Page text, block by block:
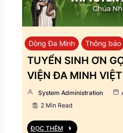
Dòng Đa Minh Thông báo
TUYỂN SINH ƠN
VIỆN ĐA MINH
System Administration
2 Min Read
ĐỌC THÊM